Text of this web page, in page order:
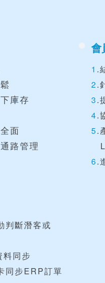
庫存
面
路管理
會
1 .
2.
3.
4.
5.
6.
判斷潛客或
同步
同步ERP訂單